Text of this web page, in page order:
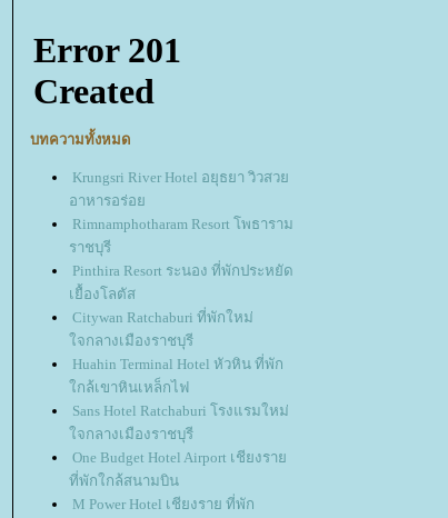
บทความทั้งหมด
Krungsri River Hotel อยุธยา วิวสว
อาหารอร่อ
Rimnamphotharam Resort โพธาราม
ราชบุรี
Pinthira Resort ระนอง ที่พักประหยัด
เยื้องโลตัส
Citywan Ratchaburi ที่พักใหม่
จกลางเมืองราชบุรี
Huahin Terminal Hotel หัวหิน ที่พัก
กล้เขาหินเหล็กไฟ
Sans Hotel Ratchaburi โรงแรมใหม่
จกลางเมืองราชบุรี
One Budget Hotel Airport เชียงรา
ที่พักใกล้สนามบิน
M Power Hotel เชียงราย ที่พัก